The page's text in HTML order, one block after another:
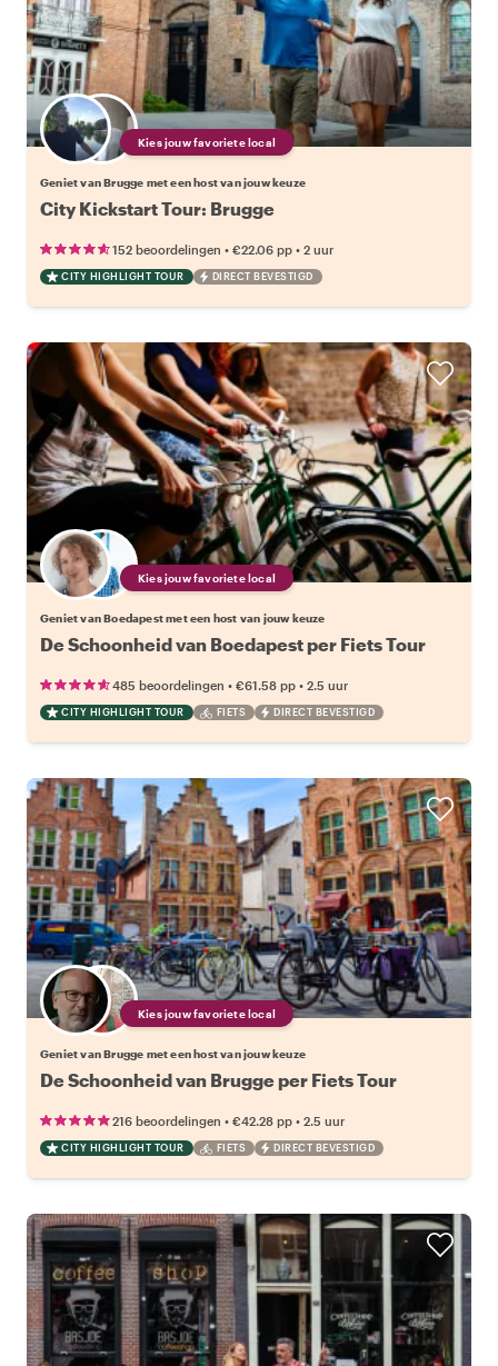
Kies jouw favoriete local
Geniet van Brugge met een host van jouw keuze
City Kickstart Tour: Brugge
152 beoordelingen • €22.06 pp • 2 uur
CITY HIGHLIGHT TOUR DIRECT BEVESTIGD
Kies jouw favoriete local
Geniet van Boedapest met een host van jouw keuze
De Schoonheid van Boedapest per Fiets Tour
485 beoordelingen • €61.58 pp • 2.5 uur
CITY HIGHLIGHT TOUR FIETS DIRECT BEVESTIGD
Kies jouw favoriete local
Geniet van Brugge met een host van jouw keuze
De Schoonheid van Brugge per Fiets Tour
216 beoordelingen • €42.28 pp • 2.5 uur
CITY HIGHLIGHT TOUR FIETS DIRECT BEVESTIGD